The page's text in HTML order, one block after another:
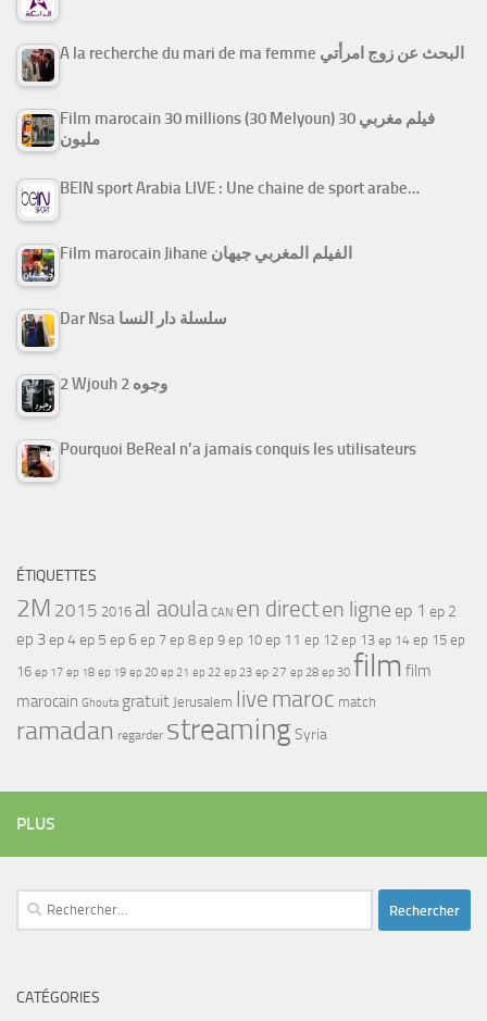
A la recherche du mari de ma femme البحث عن زوج امرأتي
Film marocain 30 millions (30 Melyoun) فيلم مغربي 30
مليون
BEIN sport Arabia LIVE : Une chaine de sport arabe…
Film marocain Jihane الفيلم المغربي جيهان
Dar Nsa سلسلة دار النسا
2 Wjouh 2 وجوه
Pourquoi BeReal n’a jamais conquis les utilisateurs
ÉTIQUETTES
2M 2015 2016 al aoula CAN en directen ligne ep 1 ep 2
ep 3ep 4ep 5 ep 6 ep 7 ep 8 ep 9 ep 10 ep 11 ep 12 ep 13 ep 14 ep 15 ep
16 ep 17 ep 18 ep 19 ep 20 ep 21 ep 22 ep 23 ep 27 ep 28 ep 30 film film
marocain Ghouta gratuit Jerusalem live maroc match
ramadan regarder streamingSyria
PLUS
Rechercher :
CATÉGORIES